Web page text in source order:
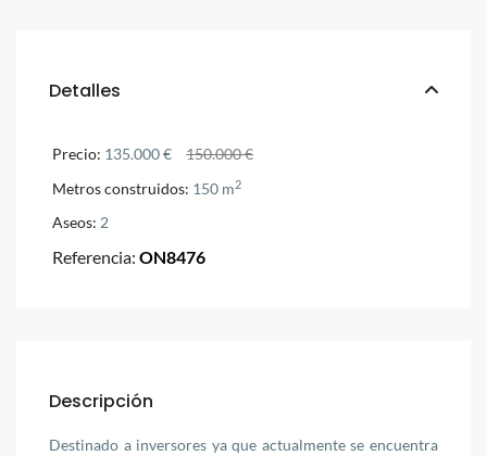
Detalles
Precio: 135.000 €
150.000 €
Metros construidos: 150 m2
Aseos: 2
Referencia: ON8476
Descripción
Destinado a inversores ya que actualmente se encuentra